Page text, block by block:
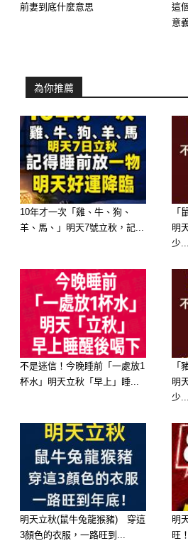
人際關係上，每個人或
處理方式，也會產生不
時，這些習慣可以幫助
立出良好的關係，有時
慣而導致對立和誤解。
式是怎麼樣的呢？日本
了一則心理測驗，讓讀
關係處理上應該特別
A：柳橙汁B：珍珠奶茶
C：冰咖啡
D：漂浮蘇打
議：保持謙虛
身為團體中心人物的你
常是最受矚目的，許
問題時找你商量。特別
你小的人，在他們眼中
前妻到底什麼意思
這
意
為你推薦
10年才一次「雞、牛、狗、
羊、馬、」明天7號立秋，記...
「
明
少...
不是迷信！今晚睡前「一處放1
杯水」明天立秋「早上」睡...
「
明
少...
明天立秋(鼠牛兔龍猴豬) 穿這
3顏色的衣服，一路旺到...
明
旺